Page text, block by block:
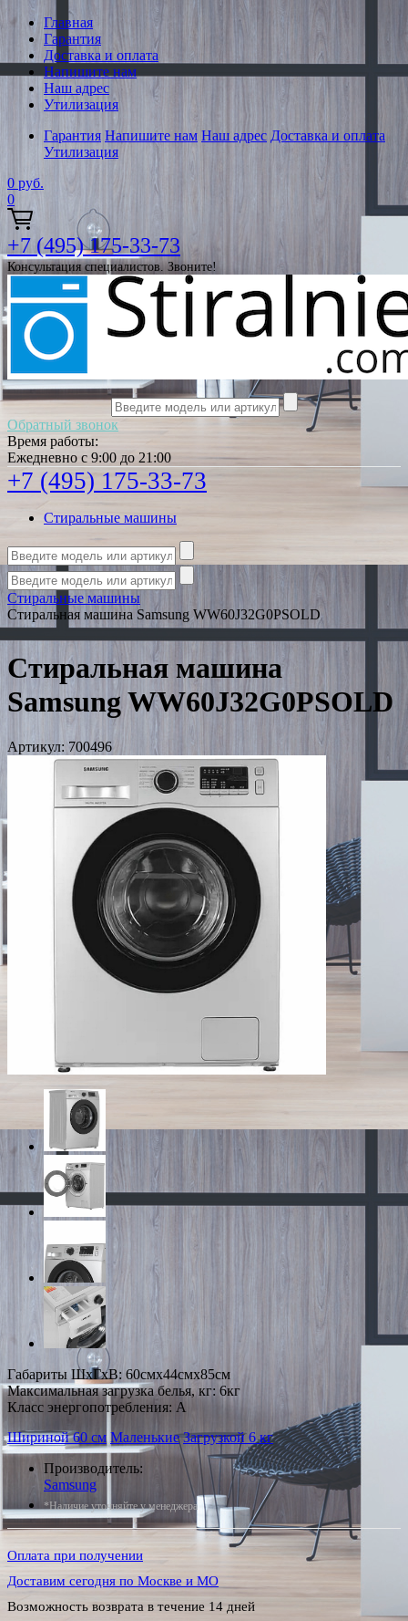
Главная
Гарантия
Доставка и оплата
Напишите нам
Наш адрес
Утилизация
Гарантия Напишите нам Наш адрес Доставка и оплата
Утилизация
0 руб.
0
+7 (495) 175-33-73
Консультация специалистов. Звоните!
Обратный звонок
Время работы:
Ежедневно с 9:00 до 21:00
+7 (495) 175-33-73
Стиральные машины
Стиральные машины
Стиральная машина Samsung WW60J32G0PSOLD
Стиральная машина
Samsung WW60J32G0PSOLD
Артикул: 700496
Габариты ШxГxВ: 60смx44смx85см
Максимальная загрузка белья, кг: 6кг
Класс энергопотребления: A
Шириной 60 см Маленькие Загрузкой 6 кг
Производитель:
Samsung
*Наличие уточняйте у менеджера
Оплата при получении
Доставим сегодня по Москве и МО
Возможность возврата в течение 14 дней